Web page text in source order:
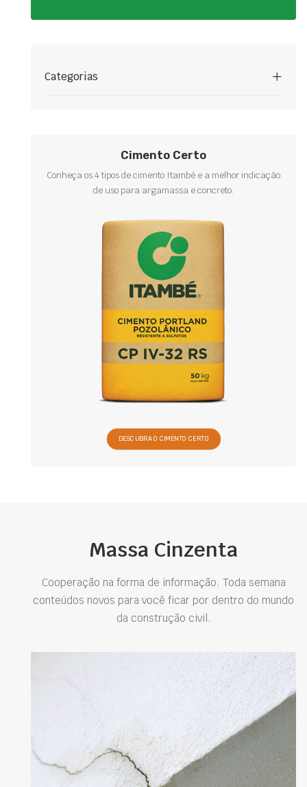
Categorias
Cimento Certo
Conheça os 4 tipos de cimento Itambé e a melhor indicação
de uso para argamassa e concreto.
DESCUBRA O CIMENTO CERTO
Massa Cinzenta
Cooperação na forma de informação. Toda semana
conteúdos novos para você ficar por dentro do mundo
da construção civil.